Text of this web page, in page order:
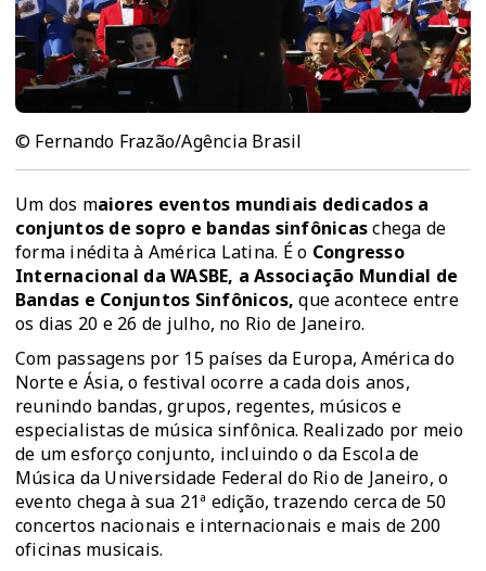
© Fernando Frazão/Agência Brasil
Um dos maiores eventos mundiais dedicados a
conjuntos de sopro e bandas sinfônicaschega de
forma inédita à América Latina. É o Congresso
Internacional da WASBE, a Associação Mundial de
Bandas e Conjuntos Sinfônicos, que acontece entre
os dias 20 e 26 de julho, no Rio de Janeiro.
Com passagens por 15 países da Europa, América do
Norte e Ásia, o festival ocorre a cada dois anos,
reunindo bandas, grupos, regentes, músicos e
especialistas de música sinfônica. Realizado por meio
de um esforço conjunto, incluindo o da Escola de
Música da Universidade Federal do Rio de Janeiro, o
evento chega à sua 21ª edição, trazendo cerca de 50
concertos nacionais e internacionais e mais de 200
oficinas musicais.